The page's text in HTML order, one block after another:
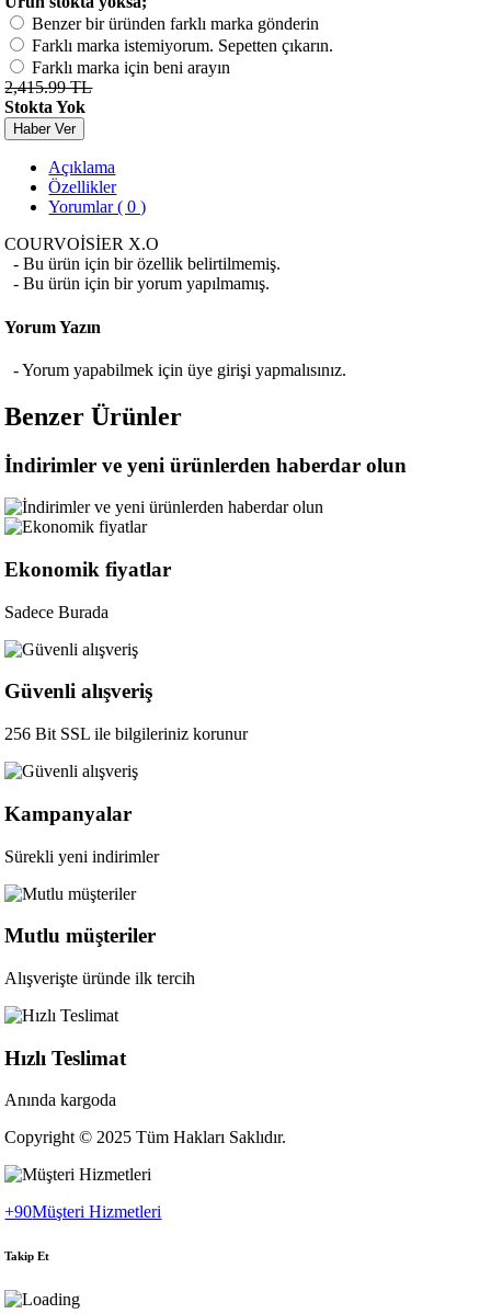
Benzer bir üründen farklı marka gönderin
Farklı marka istemiyorum. Sepetten çıkarın.
Farklı marka için beni arayın
2,415.99 TL
Stokta Yok
Haber Ver
Açıklama
Özellikler
Yorumlar ( 0 )
COURVOİSİER X.O
- Bu ürün için bir özellik belirtilmemiş.
- Bu ürün için bir yorum yapılmamış.
Yorum Yazın
- Yorum yapabilmek için üye girişi yapmalısınız.
Benzer Ürünler
İndirimler ve yeni ürünlerden haberdar olun
Ekonomik fiyatlar
Sadece Burada
Güvenli alışveriş
256 Bit SSL ile bilgileriniz korunur
Kampanyalar
Sürekli yeni indirimler
Mutlu müşteriler
Alışverişte üründe ilk tercih
Hızlı Teslimat
Anında kargoda
Copyright © 2025 Tüm Hakları Saklıdır.
+90Müşteri Hizmetleri
Takip Et